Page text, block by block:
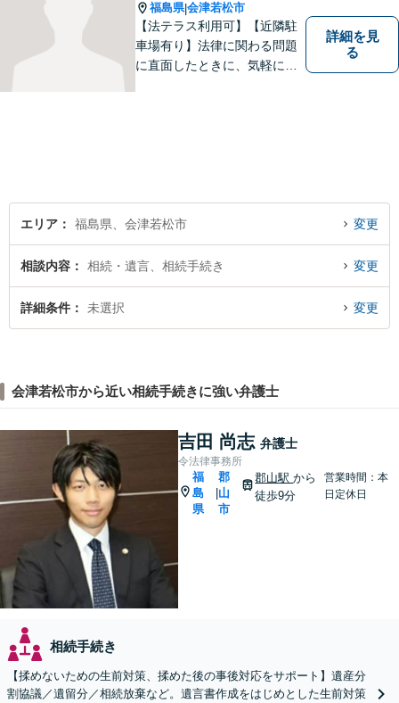
福島県|会津若松市
【法テラス利用可】【近隣駐
車場有り】法律に関わる問題
に直面したときに、気軽に相
詳細を見
る
エリア 福島県、会津若松市 変更
相談内容 相続・遺言、相続手続き 変更
詳細条件 未選択 変更
会津若松市から近い相続手続きに強い弁護士
吉田 尚志 弁護士
令法律事務所
福
島
県
郡
山
市
郡山駅から
徒歩9分
営業時間：本
日定休日
相続手続き
【揉めないための生前対策、揉めた後の事後対応をサポート】遺産分
割協議／遺留分／相続放棄など。遺言書作成をはじめとした生前対策